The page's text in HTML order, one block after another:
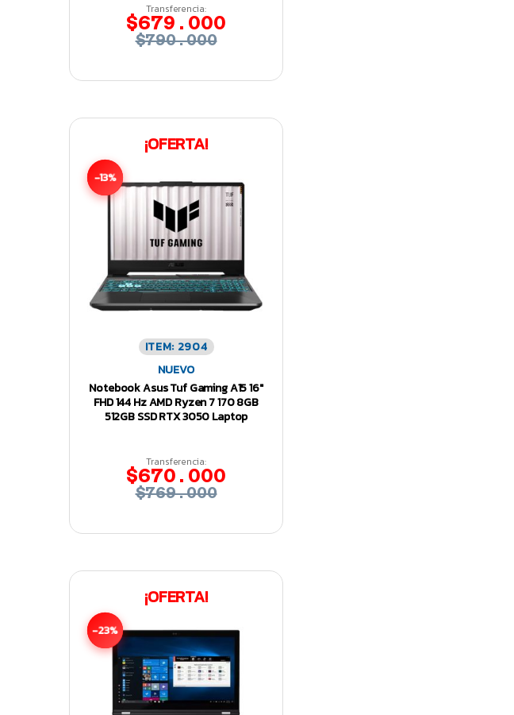
Transferencia:
$679.000
$790.000
¡OFERTA!
-13%
ITEM: 2904
NUEVO
Notebook Asus Tuf Gaming A15 16″
FHD 144 Hz AMD Ryzen 7 170 8GB
512GB SSD RTX 3050 Laptop
Transferencia:
$670.000
$769.000
¡OFERTA!
-23%